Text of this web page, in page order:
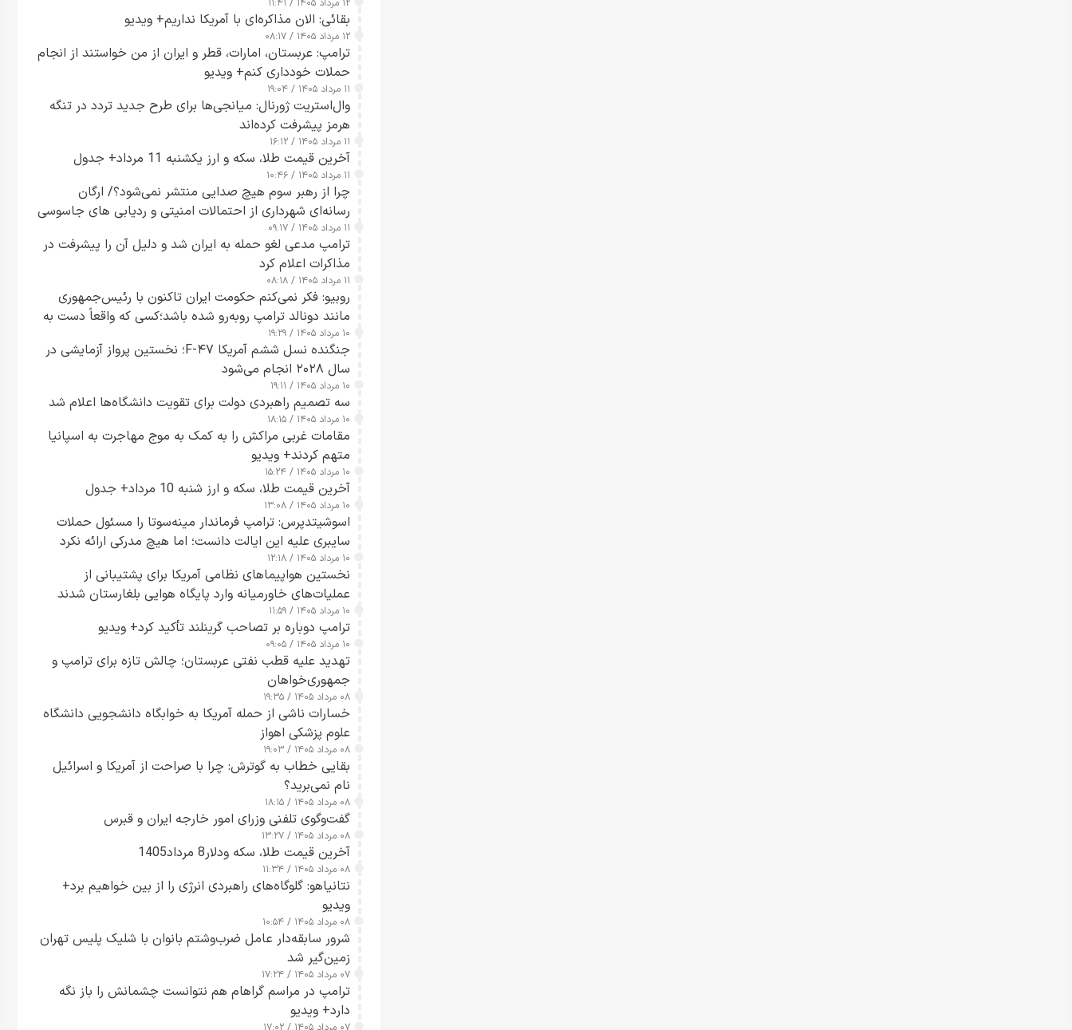
۱۲ مرداد ۱۴۰۵ / ۱۱:۴۱
بقائی: الان مذاکره‌ای با آمریکا نداریم+ ویدیو
۱۲ مرداد ۱۴۰۵ / ۰۸:۱۷
ترامپ: عربستان، امارات، قطر و ایران از من خواستند از انجام
حملات خودداری کنم+ ویدیو
۱۱ مرداد ۱۴۰۵ / ۱۹:۰۴
وال‌استریت ژورنال: میانجی‌ها برای طرح جدید تردد در تنگه
هرمز پیشرفت کرده‌اند
۱۱ مرداد ۱۴۰۵ / ۱۶:۱۲
آخرین قیمت طلا، سکه و ارز یکشنبه 11 مرداد+ جدول
۱۱ مرداد ۱۴۰۵ / ۱۰:۴۶
چرا از رهبر سوم هیچ صدایی منتشر نمی‌شود؟/ ارگان
رسانه‌ای شهرداری از احتمالات امنیتی و ردیابی های جاسوسی
گفت
۱۱ مرداد ۱۴۰۵ / ۰۹:۱۷
ترامپ مدعی لغو حمله به ایران شد و دلیل آن را پیشرفت در
مذاکرات اعلام کرد
۱۱ مرداد ۱۴۰۵ / ۰۸:۱۸
روبیو: فکر نمی‌کنم حکومت ایران تاکنون با رئیس‌جمهوری
مانند دونالد ترامپ روبه‌رو شده باشد؛کسی که واقعاً دست به
اقدام می‌زند
۱۰ مرداد ۱۴۰۵ / ۱۹:۲۹
جنگنده نسل ششم آمریکا F-۴۷؛ نخستین پرواز آزمایشی در
سال ۲۰۲۸ انجام می‌شود
۱۰ مرداد ۱۴۰۵ / ۱۹:۱۱
سه تصمیم راهبردی دولت برای تقویت دانشگاه‌ها اعلام شد
۱۰ مرداد ۱۴۰۵ / ۱۸:۱۵
مقامات غربی مراکش را به کمک به موج مهاجرت به اسپانیا
متهم کردند+ ویدیو
۱۰ مرداد ۱۴۰۵ / ۱۵:۲۴
آخرین قیمت طلا، سکه و ارز شنبه 10 مرداد+ جدول
۱۰ مرداد ۱۴۰۵ / ۱۳:۰۸
اسوشیتدپرس: ترامپ فرماندار مینه‌سوتا را مسئول حملات
سایبری علیه این ایالت دانست؛ اما هیچ مدرکی ارائه نکرد
۱۰ مرداد ۱۴۰۵ / ۱۲:۱۸
نخستین هواپیماهای نظامی آمریکا برای پشتیبانی از
عملیات‌های خاورمیانه وارد پایگاه هوایی بلغارستان شدند
۱۰ مرداد ۱۴۰۵ / ۱۱:۵۹
ترامپ دوباره بر تصاحب گرینلند تأکید کرد+ ویدیو
۱۰ مرداد ۱۴۰۵ / ۰۹:۰۵
تهدید علیه قطب نفتی عربستان؛ چالش تازه برای ترامپ و
جمهوری‌خواهان
۰۸ مرداد ۱۴۰۵ / ۱۹:۳۵
خسارات ناشی از حمله آمریکا به خوابگاه دانشجویی دانشگاه
علوم پزشکی اهواز
۰۸ مرداد ۱۴۰۵ / ۱۹:۰۳
بقایی خطاب به گوترش: چرا با صراحت از آمریکا و اسرائیل
نام نمی‌برید؟
۰۸ مرداد ۱۴۰۵ / ۱۸:۱۵
گفت‌وگوی تلفنی وزرای امور خارجه ایران و قبرس
۰۸ مرداد ۱۴۰۵ / ۱۳:۲۷
آخرین قیمت طلا، سکه ودلار8 مرداد1405
۰۸ مرداد ۱۴۰۵ / ۱۱:۳۴
نتانیاهو: گلوگاه‌های راهبردی انرژی را از بین خواهیم برد+
ویدیو
۰۸ مرداد ۱۴۰۵ / ۱۰:۵۴
شرور سابقه‌دار عامل ضرب‌وشتم بانوان با شلیک پلیس تهران
زمین‌گیر شد
۰۷ مرداد ۱۴۰۵ / ۱۷:۲۴
ترامپ در مراسم گراهام هم نتوانست چشمانش را باز نگه
دارد+ ویدیو